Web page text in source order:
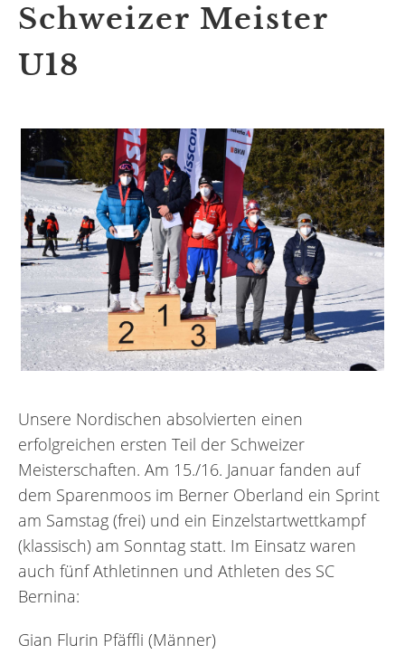
Schweizer Meister
U18
Unsere Nordischen absolvierten einen
erfolgreichen ersten Teil der Schweizer
Meisterschaften. Am 15./16. Januar fanden auf
dem Sparenmoos im Berner Oberland ein Sprint
am Samstag (frei) und ein Einzelstartwettkampf
(klassisch) am Sonntag statt. Im Einsatz waren
auch fünf Athletinnen und Athleten des SC
Bernina:
Gian Flurin Pfäffli (Männer)